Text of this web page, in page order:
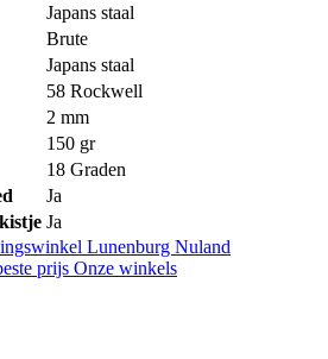
Japans staal
Brute
Japans staal
58 Rockwell
2 mm
150 gr
18 Graden
Ja
Ja
Lunenburg Nuland
prijs Onze winkels